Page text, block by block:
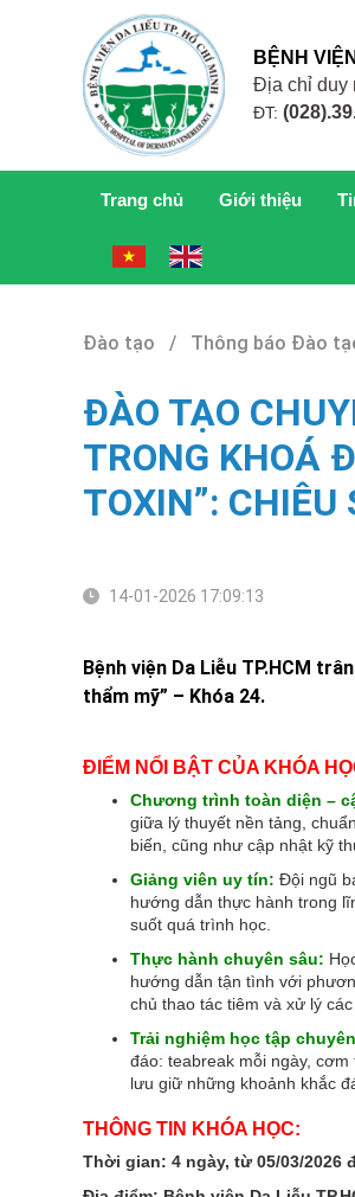
BỆNH
Địa chỉ duy
ĐT:
Trang chủ Giới thiệu
Đào tạo / Thông báo Đào
ĐÀO TẠO
TRONG KHOÁ
TOXIN”:
14-01-2026 17:09:13
Bệnh viện Da Liễu TP.HCM
thẩm mỹ” – Khóa 24.
ĐIỂM NỔI BẬT CỦA KHÓA
Chương trình toàn diện –
giữa lý thuyết nền tảng,
biến, cũng như cập nhật kỹ
Giảng viên uy tín: Đội ngũ
hướng dẫn thực hành trong
suốt quá trình học.
Thực hành chuyên sâu:
hướng dẫn tận tình với
chủ thao tác tiêm và xử lý
Trải nghiệm học tập
đáo: teabreak mỗi ngày,
lưu giữ những khoảnh khắc
THÔNG TIN KHÓA HỌC:
Thời gian: 4 ngày, từ 05/03/2026